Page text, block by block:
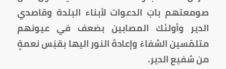
صومعتهم بابَ الدعوات لأبناء البلدة وقاصدي
الدير وأولئك المصابين بضعف في عيونهم
متلمّسين الشفاءَ وإعادةَ النور اليها بقبَس نعمةٍ
من شفيع الدير.